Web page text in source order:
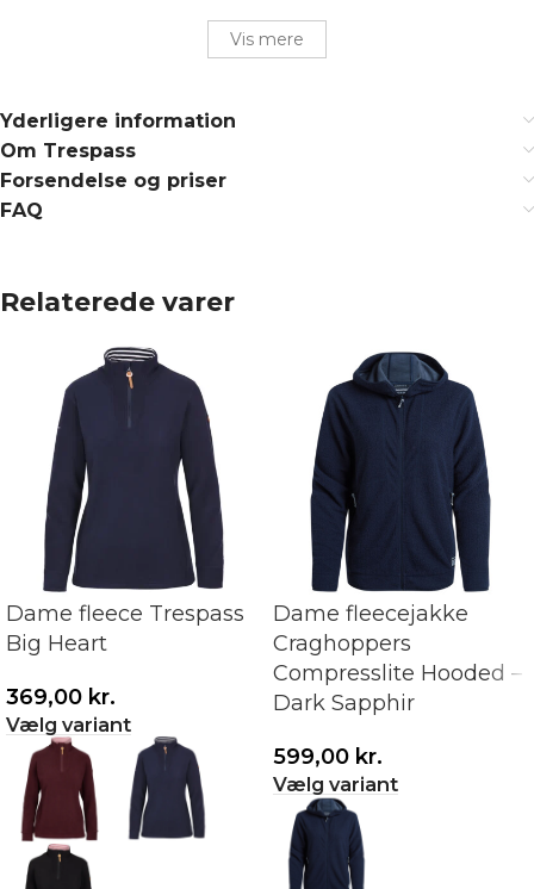
Vis mere
Yderligere information
Om Trespass
Forsendelse og priser
FAQ
Relaterede varer
Dame fleece Trespass
Big Heart
369,00 kr.
Vælg variant
Dame fleecejakke
Craghoppers
Compresslite Hooded –
Dark Sapphir
599,00 kr.
Vælg variant